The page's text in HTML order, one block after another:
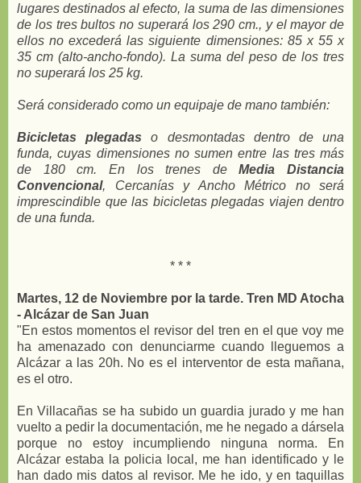
lugares destinados al efecto, la suma de las dimensiones
de los tres bultos no superará los 290 cm., y el mayor de
ellos no excederá las siguiente dimensiones: 85 x 55 x
35 cm (alto-ancho-fondo). La suma del peso de los tres
no superará los 25 kg.
Será considerado como un equipaje de mano también:
Bicicletas plegadas o desmontadas dentro de una
funda, cuyas dimensiones no sumen entre las tres más
de 180 cm. En los trenes deMedia Distancia
Convencional, Cercanías y Ancho Métrico no será
imprescindible que las bicicletas plegadas viajen dentro
de una funda.
* * *
Martes, 12 de Noviembre por la tarde. Tren MD Atocha
- Alcázar de San Juan
"En estos momentos el revisor del tren en el que voy me
ha amenazado con denunciarme cuando lleguemos a
Alcázar a las 20h. No es el interventor de esta mañana,
es el otro.
En Villacañas se ha subido un guardia jurado y me han
vuelto a pedir la documentación, me he negado a dársela
porque no estoy incumpliendo ninguna norma. En
Alcázar estaba la policia local, me han identificado y le
han dado mis datos al revisor. Me he ido, y en taquillas